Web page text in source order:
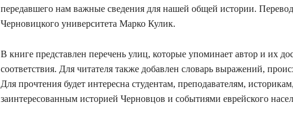
передавшего нам важные сведения для нашей общей истории.
Черновицкого университета Марко Кулик.
В книге представлен перечень улиц, которые упоминает автор и их
соответствия. Для читателя также добавлен словарь выражений,
Для прочтения будет интересна студентам, преподавателям,
заинтересованным историей Черновцов и событиями еврейского